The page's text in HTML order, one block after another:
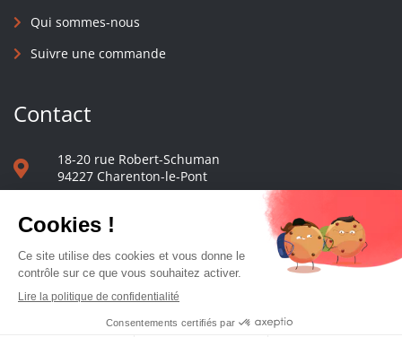
Qui sommes-nous
Suivre une commande
Contact
18-20 rue Robert-Schuman
94227 Charenton-le-Pont